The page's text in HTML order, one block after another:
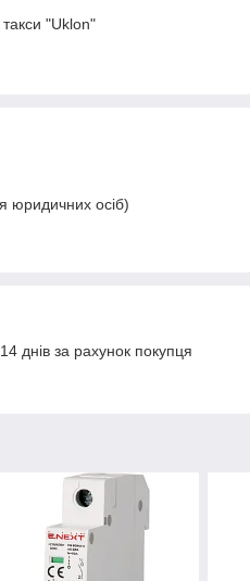
такси "Uklon"
юридичних осіб)
днів за рахунок покупця